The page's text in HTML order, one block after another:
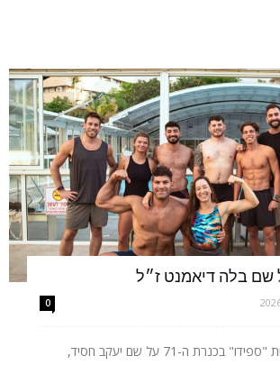
שם בלה דיאמנט ז״ל
0
כחודש לפני צליחת "ספידו" בכנרת ה-71 על שם יעקב חסיד,